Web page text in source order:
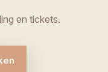
en tickets.